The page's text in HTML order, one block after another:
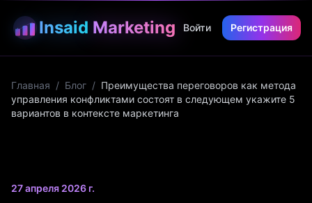
Insaid Marketing Войти Регистрация
Главная / Блог / Преимущества переговоров как метода
управления конфликтами состоят в следующем укажите 5
вариантов в контексте маркетинга
27 апреля 2026 г.